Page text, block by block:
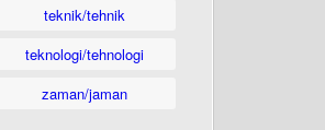
teknik/tehnik
teknologi/tehnologi
zaman/jaman